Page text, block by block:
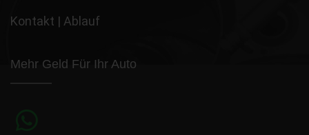
Kontakt | Ablauf
Mehr Geld Für Ihr Auto